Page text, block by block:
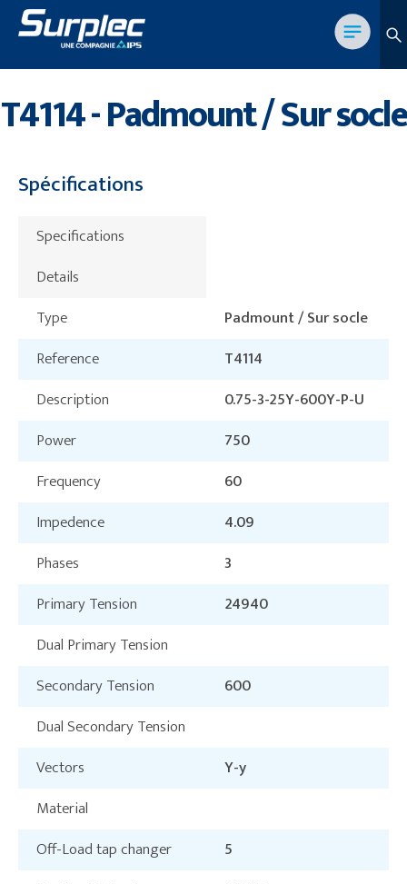
T4114 - Padmount / Sur socle
Spécifications
Specifications
Details
Type
Padmount / Sur socle
Reference
T4114
Description
0.75-3-25Y-600Y-P-U
Power
750
Frequency
60
Impedence
4.09
Phases
3
Primary Tension
24940
Dual Primary Tension
Secondary Tension
600
Dual Secondary Tension
Vectors
Y-y
Material
Off-Load tap changer
5